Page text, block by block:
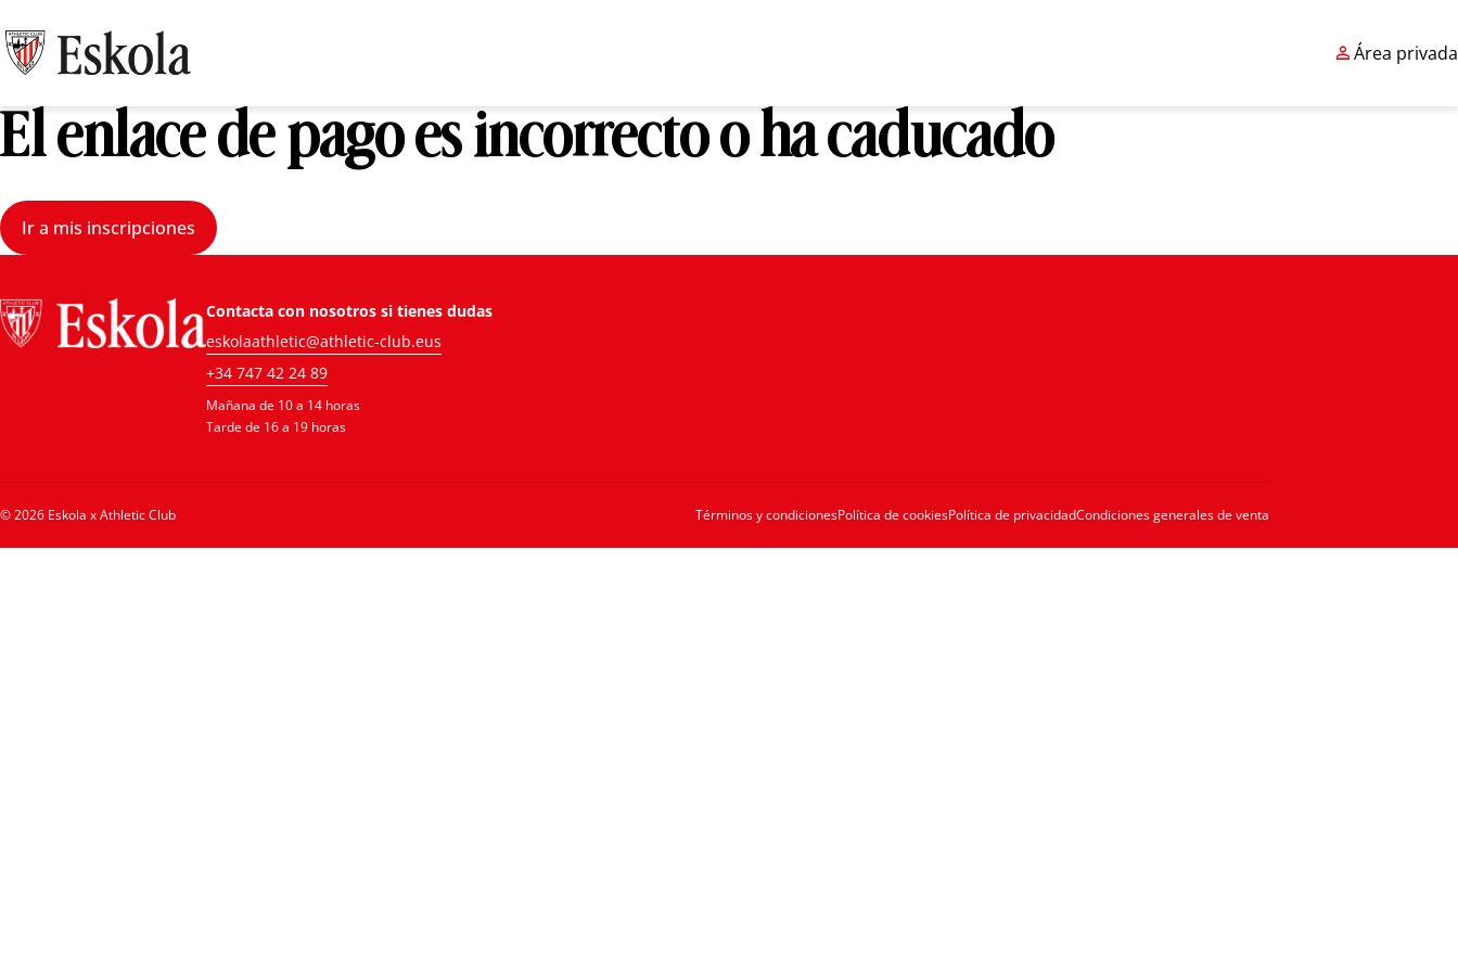
Área privada
El enlace de pago es incorrecto o ha caducado
Ir a mis inscripciones
Contacta con nosotros si tienes dudas
eskolaathletic@athletic-club.eus
+34 747 42 24 89
Mañana de 10 a 14 horas
Tarde de 16 a 19 horas
© 2026 Eskola x Athletic Club Términos y condicionesPolítica de cookiesPolítica de privacidadCondiciones generales de venta